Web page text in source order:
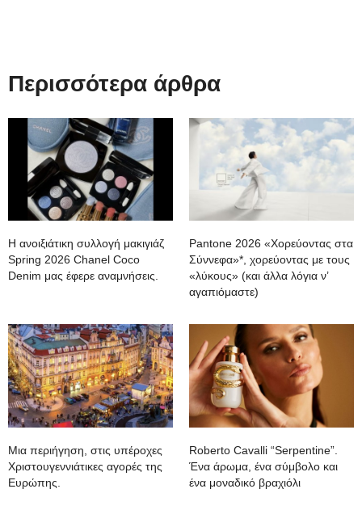
Περισσότερα άρθρα
Η ανοιξιάτικη συλλογή μακιγιάζ
Spring 2026 Chanel Coco
Denim μας έφερε αναμνήσεις.
Pantone 2026 «Χορεύοντας στα
Σύννεφα»*, χορεύοντας με τους
«λύκους» (και άλλα λόγια ν’
αγαπιόμαστε)
Mια περιήγηση, στις υπέροχες
Χριστουγεννιάτικες αγορές της
Ευρώπης.
Roberto Cavalli “Serpentine”.
Ένα άρωμα, ένα σύμβολο και
ένα μοναδικό βραχιόλι